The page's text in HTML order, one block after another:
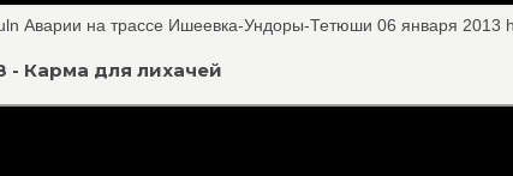
Аварии на трассе Ишеевка-Ундоры-Тетюши 06 января 2013
- Карма для лихачей